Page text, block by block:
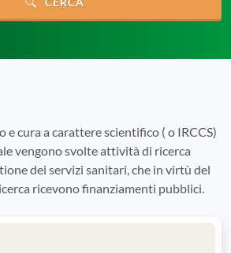
cura a carattere scientifico ( o IRCCS)
vengono svolte attività di ricerca
dei servizi sanitari, che in virtù del
ricevono finanziamenti pubblici.